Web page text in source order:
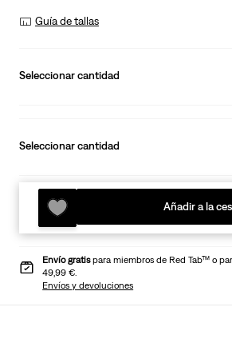
Guía de tallas
Seleccionar cantidad
Seleccionar cantidad
Añadir a la
Envío gratispara miembros de Red Tab™ o
49,99 €.
Envíos y devoluciones